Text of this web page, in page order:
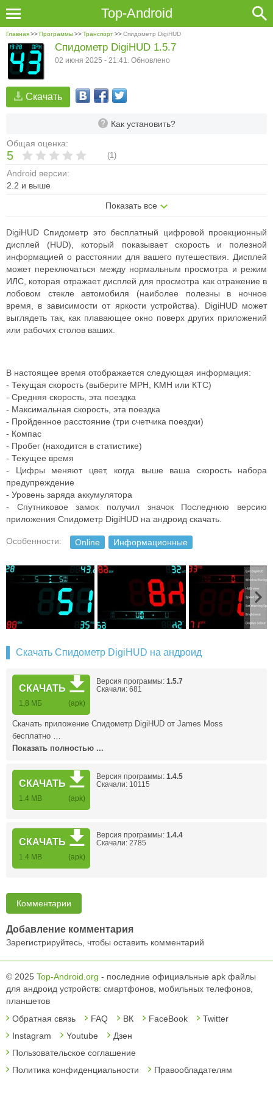
Top-Android
Главная>>Программы>>Транспорт>>Спидометр DigiHUD
Скачать
Как установить?
Общая оценка:
5 (1)
Android версии:
2.2 и выше
Показать все
Спидометр DigiHUD 1.5.7
02 июня 2025 - 21:41. Обновлено
DigiHUD Спидометр это бесплатный цифровой проекционный
дисплей (HUD), который показывает скорость и полезной
информацией о расстоянии для вашего путешествия. Дисплей
может переключаться между нормальным просмотра и режим
ИЛС, которая отражает дисплей для просмотра как отражение в
лобовом стекле автомобиля (наиболее полезны в ночное
время, в зависимости от яркости устройства). DigiHUD может
выглядеть так, как плавающее окно поверх других приложений
или рабочих столов ваших.
В настоящее время отображается следующая информация:
- Текущая скорость (выберите MPH, KMH или КТС)
- Средняя скорость, эта поездка
- Максимальная скорость, эта поездка
- Пройденное расстояние (три счетчика поездки)
- Компас
- Пробег (находится в статистике)
- Текущее время
- Цифры меняют цвет, когда выше ваша скорость набора
предупреждение
- Уровень заряда аккумулятора
- Спутниковое замок получил значок Последнюю версию
приложения Спидометр DigiHUD на андроид скачать.
Особенности: Online Информационные
Скачать Спидометр DigiHUD на андроид
СКАЧАТЬ
1,8 МБ (apk)
Версия программы: 1.5.7
Скачали: 681
Скачать приложение Спидометр DigiHUD от James Moss
бесплатно …
Показать полностью ...
СКАЧАТЬ
1.4 MB (apk)
Версия программы: 1.4.5
Скачали: 10115
СКАЧАТЬ
1.4 MB (apk)
Версия программы: 1.4.4
Скачали: 2785
Комментарии
Добавление комментария
Зарегистрируйтесь, чтобы оставить комментарий
© 2025 Top-Android.org - последние официальные apk файлы
для андроид устройств: смартфонов, мобильных телефонов,
планшетов
Обратная связь
FAQ ВК FaceBook
Twitter
Instagram
Youtube
Дзен
Пользовательское соглашение
Политика конфиденциальности
Правообладателям